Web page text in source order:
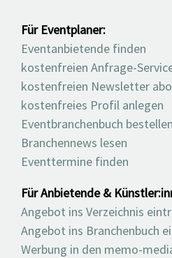
Für Eventplaner:
Eventanbietende finden
kostenfreien Anfrage-
kostenfreien Newsletter
kostenfreies Profil anlegen
Eventbranchenbuch bestellen
Branchennews lesen
Eventtermine finden
Für Anbietende &
Angebot ins Verzeichnis
Angebot ins Branchenbuch
Werbung in den memo-